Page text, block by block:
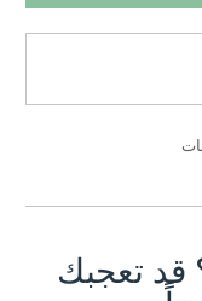
قد تعجبك